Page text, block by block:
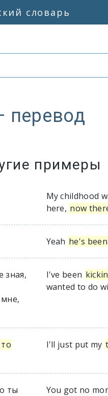
словарь
перевод
примеры
My childhood
here, now
Yeah he's
зная,
I've been
wanted to do
то
I'll just put my
ты
You got no